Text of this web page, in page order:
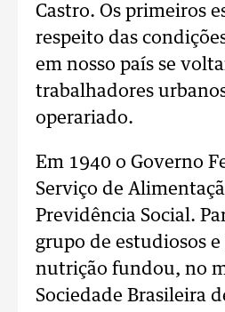
Castro. Os primeiros
respeito das
em nosso país se
trabalhadores
operariado.
Em 1940 o Governo
Serviço de
Previdência Social.
grupo de estudiosos
nutrição fundou, no
Sociedade Brasileira